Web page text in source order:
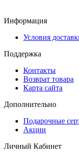
Информация
Условия
Поддержка
Контакты
Возврат товара
Карта сайта
Дополнительно
Подарочные
Акции
Личный Кабинет